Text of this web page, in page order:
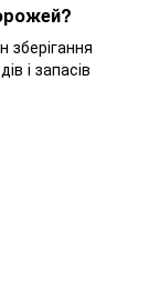
зберігання
і запасів